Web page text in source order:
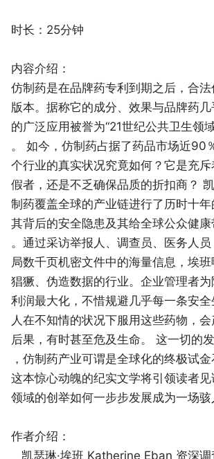
时长：25分钟
内容介绍：
仿制药是在品牌药专利到期之后，合
版本。据称它的成分、效果与品牌药
的广泛应用被誉为“21世纪公共卫生领
。 如今，仿制药占据了药品市场近90
个行业的真实状况究竟如何？它是充
假者，还是不乏确保品质的折扣商？
制药覆盖全球的产业链进行了历时十
其背后的安全隐患及其给全球公众健
。通过采访举报人、调查员、医务人
局数千页机密文件中的海量信息，埃
猖獗、伪造数据的行业。企业管理者
利润最大化，不惜规避几乎每一条安
人在不知情的状况下服用这些药物，
后果，有时甚至危及生命。 这一切的
，仿制药产业可谓是全球化的终极试
这本惊心动魄的纪实文学将引领读者
领域的创举如何一步步发展成为一场骇
作者介绍：
凯瑟琳·埃班 Katherine Eban 资深调